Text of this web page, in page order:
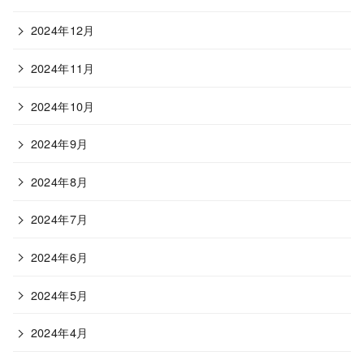
2024年12月
2024年11月
2024年10月
2024年9月
2024年8月
2024年7月
2024年6月
2024年5月
2024年4月